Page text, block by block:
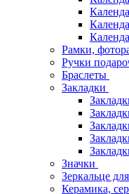
Рамки,
Ручки
Браслеты
Закладки
Значки
Зеркальце
Керамика,